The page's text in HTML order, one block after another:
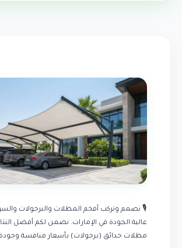
🎙️ نصمم ونركب أفخم المظلات والبرجولات
عالية الجودة في الإمارات. نضمن لكم أفضل
مظلات حدائق (برجولات) بأسعار منافسة وجودة